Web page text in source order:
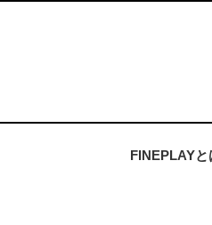
FINEPLAYと